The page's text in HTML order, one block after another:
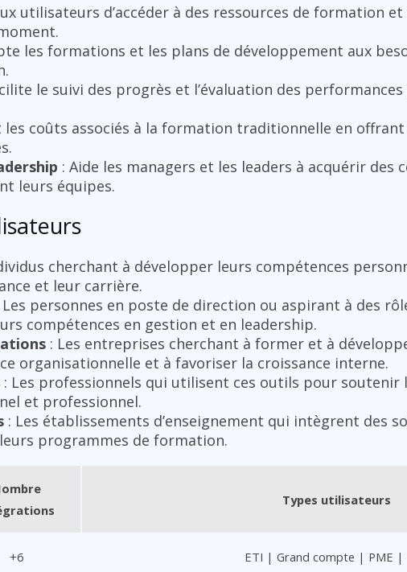
utilisateurs d’accéder à des ressources de formation
les formations et les plans de développement aux
le suivi des progrès et l’évaluation des
les coûts associés à la formation traditionnelle en
: Aide les managers et les leaders à acquérir des
leurs équipes.
cherchant à développer leurs compétences
et leur carrière.
Les personnes en poste de direction ou aspirant à des
compétences en gestion et en leadership.
: Les entreprises cherchant à former et à
organisationnelle et à favoriser la croissance interne.
: Les professionnels qui utilisent ces outils pour soutenir
et professionnel.
: Les établissements d’enseignement qui intègrent des
programmes de formation.
Types utilisateurs
+6 ETI | Grand compte | PME |